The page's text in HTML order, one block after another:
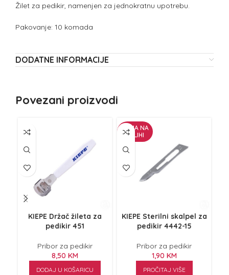
Žilet za pedikir, namenjen za jednokratnu upotrebu.
Pakovanje: 10 komada
DODATNE INFORMACIJE
Povezani proizvodi
KIEPE Držač žileta za
pedikir 451
Pribor za pedikir
8,50 KM
DODAJ U KOŠARICU
NEMA NA
ZALIHI
KIEPE Sterilni skalpel za
pedikir 4442-15
Pribor za pedikir
1,90 KM
PROČITAJ VIŠE